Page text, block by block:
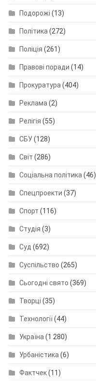
Подорожі (13)
Політика(272)
Поліція (261)
Правові поради (14)
Прокуратура(404)
Реклама(2)
Релігія (55)
СБУ(128)
Світ (286)
Соціальна політика(46)
Спецпроекти (37)
Спорт (116)
Студія (3)
Суд (692)
Суспільство (265)
Сьогодні свято (369)
Творці (35)
Технології(44)
Україна(1 280)
Урбаністика(6)
Фактчек(11)